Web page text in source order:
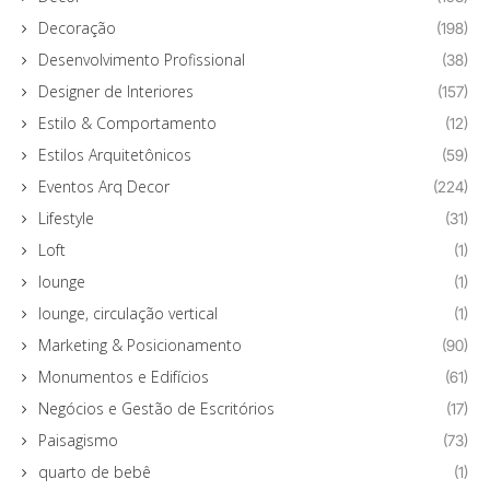
Decoração (198)
Desenvolvimento Profissional (38)
Designer de Interiores (157)
Estilo & Comportamento (12)
Estilos Arquitetônicos (59)
Eventos Arq Decor (224)
Lifestyle (31)
Loft (1)
lounge (1)
lounge, circulação vertical (1)
Marketing & Posicionamento (90)
Monumentos e Edifícios (61)
Negócios e Gestão de Escritórios (17)
Paisagismo (73)
quarto de bebê (1)